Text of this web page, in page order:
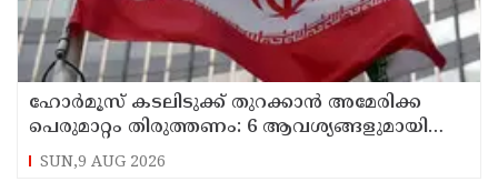
ഹോര്‍മൂസ് കടലിടുക്ക് തുറക്കാന്‍ അമേരിക്ക
പെരുമാറ്റം തിരുത്തണം: 6 ആവശ്യങ്ങളുമായി
ഇറാന്‍ ദേശീയ സുരക്ഷാ കൗണ്‍സില്‍
SUN,9 AUG 2026